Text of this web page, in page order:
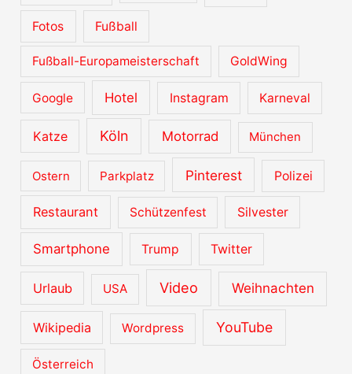
Fotos Fußball
Fußball-Europameisterschaft GoldWing
Google Hotel Instagram Karneval
Katze Köln Motorrad München
Ostern Parkplatz Pinterest Polizei
Restaurant Schützenfest Silvester
Smartphone Trump Twitter
Urlaub USA Video Weihnachten
Wikipedia Wordpress YouTube
Österreich